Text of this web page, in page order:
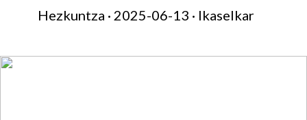
Hezkuntza · 2025-06-13 · Ikaselkar